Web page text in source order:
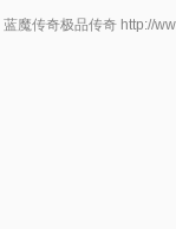
蓝魔传奇极品传奇 http://